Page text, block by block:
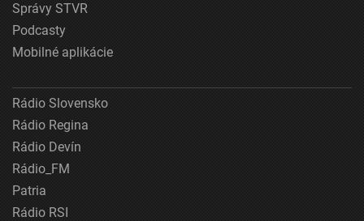
Správy STVR
Podcasty
Mobilné aplikácie
Rádio Slovensko
Rádio Regina
Rádio Devín
Rádio_FM
Patria
Rádio RSI